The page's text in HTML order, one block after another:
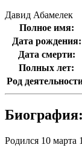
Давид Абамелек
Полное имя:
Дата рождения:
Дата смерти:
Полных лет:
Род
Биография:
Родился 10 марта